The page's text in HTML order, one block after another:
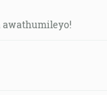
awathumileyo!